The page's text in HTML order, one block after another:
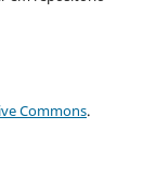
Commons.